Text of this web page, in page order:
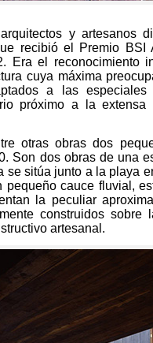
y artesanos
recibió el Premio BSI
Era el reconocimiento
cuya máxima
a las especiales
próximo a la
otras obras dos
Son dos obras de una
se sitúa junto a la playa
cauce fluvial ,
la peculiar
construidos
artesanal .